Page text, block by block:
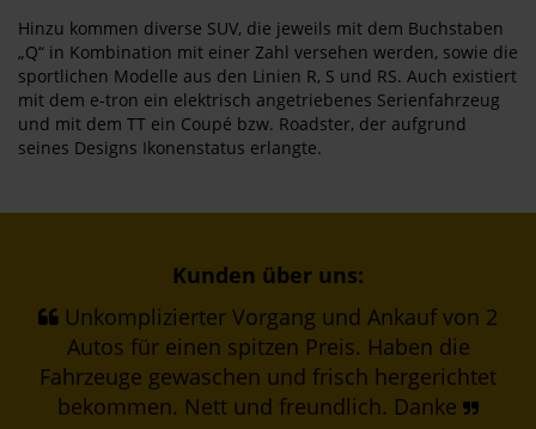
Hinzu kommen diverse SUV, die jeweils mit dem Buchstaben
„Q“ in Kombination mit einer Zahl versehen werden, sowie die
sportlichen Modelle aus den Linien R, S und RS. Auch existiert
mit dem e-tron ein elektrisch angetriebenes Serienfahrzeug
und mit dem TT ein Coupé bzw. Roadster, der aufgrund
seines Designs Ikonenstatus erlangte.
Kunden über uns:
Unkomplizierter Vorgang und Ankauf von 2
Autos für einen spitzen Preis. Haben die
Fahrzeuge gewaschen und frisch hergerichtet
bekommen. Nett und freundlich. Danke